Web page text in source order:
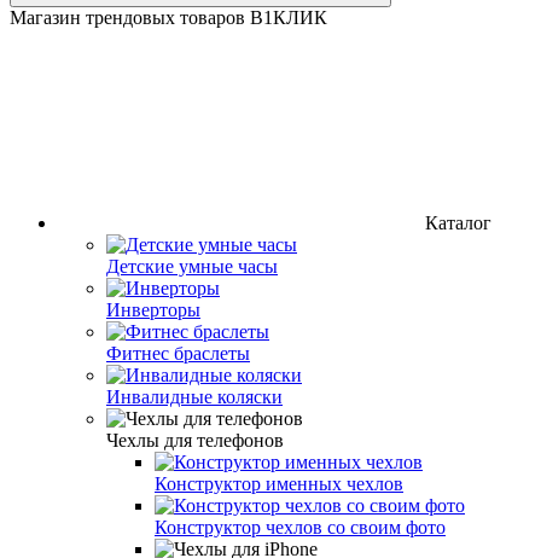
Магазин трендовых товаров В1КЛИК
Каталог
Детские умные часы
Инверторы
Фитнес браслеты
Инвалидные коляски
Чехлы для телефонов
Конструктор именных чехлов
Конструктор чехлов со своим фото